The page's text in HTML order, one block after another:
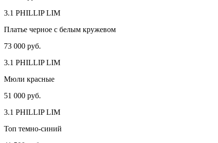
3.1 PHILLIP LIM
Платье черное с белым кружевом
73 000 руб.
3.1 PHILLIP LIM
Мюли красные
51 000 руб.
3.1 PHILLIP LIM
Топ темно-синий